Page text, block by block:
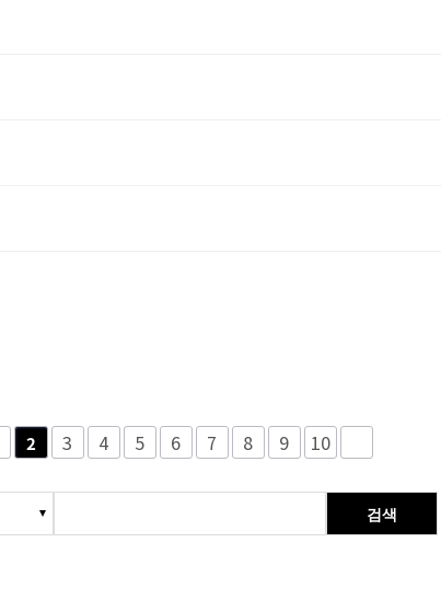
2 3 4 5 6 7 8 9 10
검색